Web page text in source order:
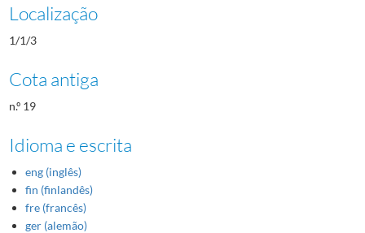
Localização
1/1/3
Cota antiga
n.º 19
Idioma e escrita
eng (inglês)
fin (finlandês)
fre (francês)
ger (alemão)